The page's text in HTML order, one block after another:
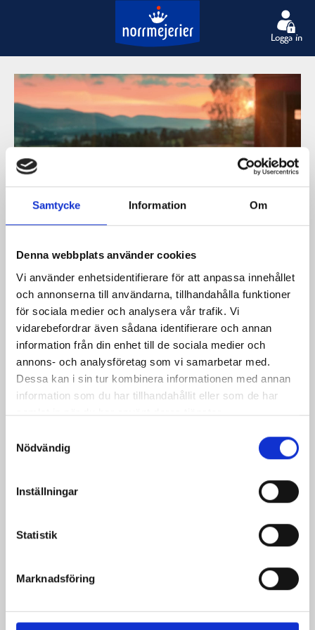
Samtycke Information Om
Denna webbplats använder cookies
Vi använder enhetsidentifierare för att anpassa innehållet
och annonserna till användarna, tillhandahålla funktioner
för sociala medier och analysera vår trafik. Vi
vidarebefordrar även sådana identifierare och annan
information från din enhet till de sociala medier och
annons- och analysföretag som vi samarbetar med.
Dessa kan i sin tur kombinera informationen med annan
information som du har tillhandahållit eller som de har
samlat in när du har använt deras tjänster.
Nödvändig
Inställningar
Statistik
Marknadsföring
Logga in
Norrloumi – den
norrländska
grillosten!
Publicerad: 2026-05-18
Norrloumi vs importerad grillost
Det är gigantiska skillnader mellan importerad
användningen av antibiotika till djur inom
Ändå är 75% av volymerna som säljs i handeln
Vad lägger du på tallriken i sommar?
Receptet på bilden hittar du